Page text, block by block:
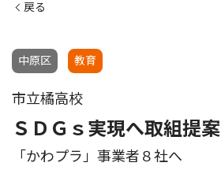
戻る
中原区 教育
市立橘高校
ＳＤＧｓ実現へ取組提案
「かわプラ」事業者８社へ